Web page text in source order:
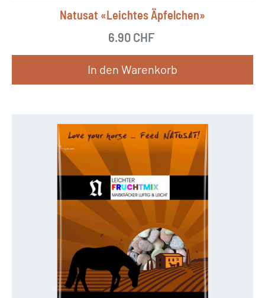
Natusat «Leichtes Äpfelchen»
6.90 CHF
In den Warenkorb